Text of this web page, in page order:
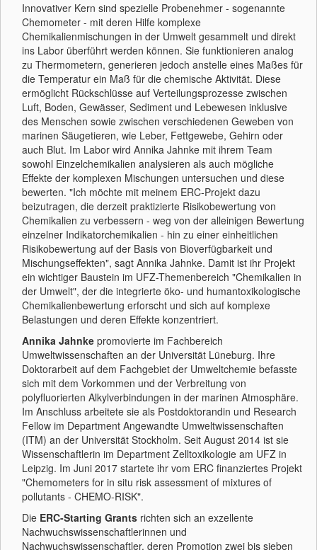
Innovativer Kern sind spezielle Probenehmer - sogenannte
Chemometer - mit deren Hilfe komplexe
Chemikalienmischungen in der Umwelt gesammelt und direkt
ins Labor überführt werden können. Sie funktionieren analog
zu Thermometern, generieren jedoch anstelle eines Maßes für
die Temperatur ein Maß für die chemische Aktivität. Diese
ermöglicht Rückschlüsse auf Verteilungsprozesse zwischen
Luft, Boden, Gewässer, Sediment und Lebewesen inklusive
des Menschen sowie zwischen verschiedenen Geweben von
marinen Säugetieren, wie Leber, Fettgewebe, Gehirn oder
auch Blut. Im Labor wird Annika Jahnke mit ihrem Team
sowohl Einzelchemikalien analysieren als auch mögliche
Effekte der komplexen Mischungen untersuchen und diese
bewerten. "Ich möchte mit meinem ERC-Projekt dazu
beizutragen, die derzeit praktizierte Risikobewertung von
Chemikalien zu verbessern - weg von der alleinigen Bewertung
einzelner Indikatorchemikalien - hin zu einer einheitlichen
Risikobewertung auf der Basis von Bioverfügbarkeit und
Mischungseffekten", sagt Annika Jahnke. Damit ist ihr Projekt
ein wichtiger Baustein im UFZ-Themenbereich "Chemikalien in
der Umwelt", der die integrierte öko- und humantoxikologische
Chemikalienbewertung erforscht und sich auf komplexe
Belastungen und deren Effekte konzentriert.
Annika Jahnke promovierte im Fachbereich
Umweltwissenschaften an der Universität Lüneburg. Ihre
Doktorarbeit auf dem Fachgebiet der Umweltchemie befasste
sich mit dem Vorkommen und der Verbreitung von
polyfluorierten Alkylverbindungen in der marinen Atmosphäre.
Im Anschluss arbeitete sie als Postdoktorandin und Research
Fellow im Department Angewandte Umweltwissenschaften
(ITM) an der Universität Stockholm. Seit August 2014 ist sie
Wissenschaftlerin im Department Zelltoxikologie am UFZ in
Leipzig. Im Juni 2017 startete ihr vom ERC finanziertes Projekt
"Chemometers for in situ risk assessment of mixtures of
pollutants - CHEMO-RISK".
Die ERC-Starting Grants richten sich an exzellente
Nachwuchswissenschaftlerinnen und
Nachwuchswissenschaftler, deren Promotion zwei bis sieben